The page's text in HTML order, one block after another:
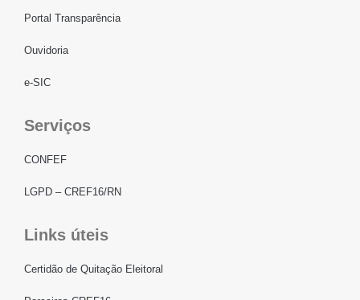
Portal Transparência
Ouvidoria
e-SIC
Serviços
CONFEF
LGPD – CREF16/RN
Links úteis
Certidão de Quitação Eleitoral